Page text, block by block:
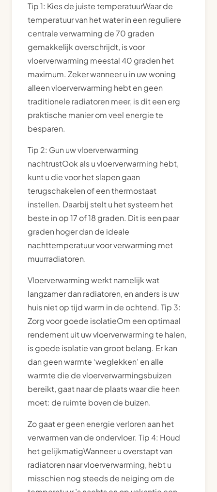
Tip 1: Kies de juiste temperatuurWaar de
temperatuur van het water in een reguliere
centrale verwarming de 70 graden
gemakkelijk overschrijdt, is voor
vloerverwarming meestal 40 graden het
maximum. Zeker wanneer u in uw woning
alleen vloerverwarming hebt en geen
traditionele radiatoren meer, is dit een erg
praktische manier om veel energie te
besparen.
Tip 2: Gun uw vloerverwarming
nachtrustOok als u vloerverwarming hebt,
kunt u die voor het slapen gaan
terugschakelen of een thermostaat
instellen. Daarbij stelt u het systeem het
beste in op 17 of 18 graden. Dit is een paar
graden hoger dan de ideale
nachttemperatuur voor verwarming met
muurradiatoren.
Vloerverwarming werkt namelijk wat
langzamer dan radiatoren, en anders is uw
huis niet op tijd warm in de ochtend. Tip 3:
Zorg voor goede isolatieOm een optimaal
rendement uit uw vloerverwarming te halen,
is goede isolatie van groot belang. Er kan
dan geen warmte ‘weglekken’ en alle
warmte die de vloerverwarmingsbuizen
bereikt, gaat naar de plaats waar die heen
moet: de ruimte boven de buizen.
Zo gaat er geen energie verloren aan het
verwarmen van de ondervloer. Tip 4: Houd
het gelijkmatigWanneer u overstapt van
radiatoren naar vloerverwarming, hebt u
misschien nog steeds de neiging om de